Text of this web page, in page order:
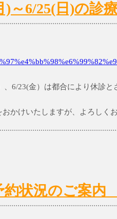
)～6/25(日)の診
、6/23(金）は都合により休診と
おかけいたしますが、よろしく
約状況のご案内